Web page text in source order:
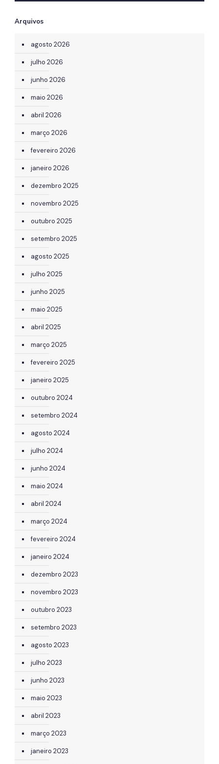
Arquivos
agosto 2026
julho 2026
junho 2026
maio 2026
abril 2026
março 2026
fevereiro 2026
janeiro 2026
dezembro 2025
novembro 2025
outubro 2025
setembro 2025
agosto 2025
julho 2025
junho 2025
maio 2025
abril 2025
março 2025
fevereiro 2025
janeiro 2025
outubro 2024
setembro 2024
agosto 2024
julho 2024
junho 2024
maio 2024
abril 2024
março 2024
fevereiro 2024
janeiro 2024
dezembro 2023
novembro 2023
outubro 2023
setembro 2023
agosto 2023
julho 2023
junho 2023
maio 2023
abril 2023
março 2023
janeiro 2023